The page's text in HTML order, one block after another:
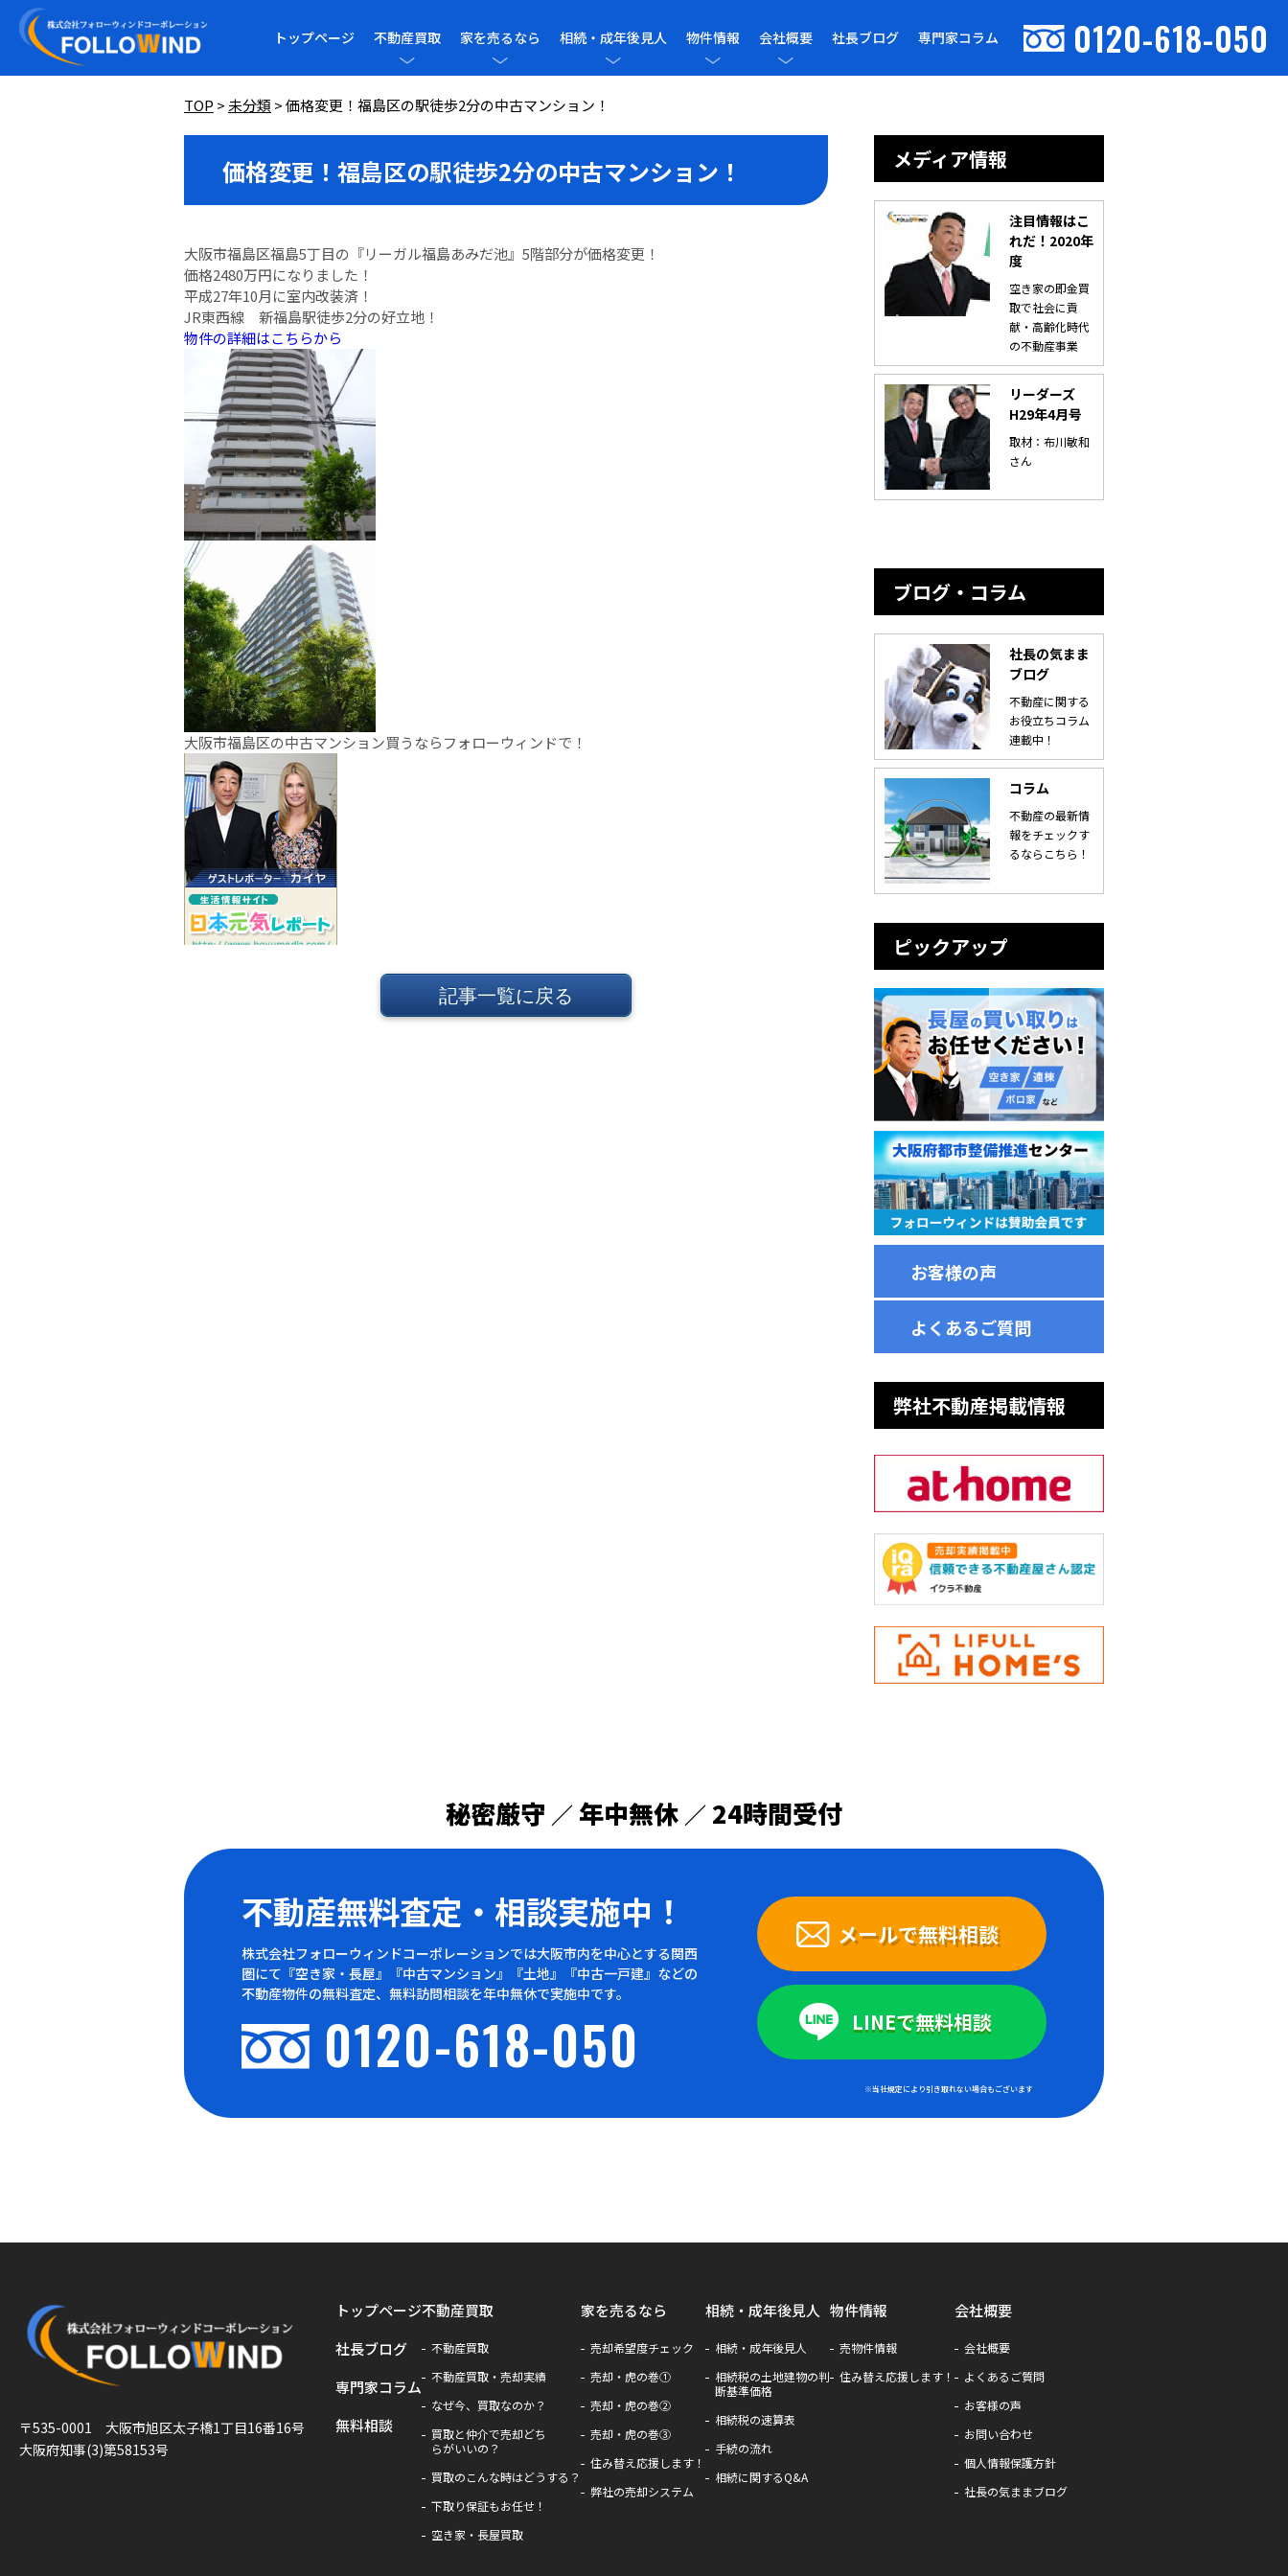
トップページ 不動産買取 家を売るなら 相続・成年後見人 物件情報 会社概要 社長ブログ 専門家コラム 0120-618-050
TOP > 未分類 >価格変更！福島区の駅徒歩2分の中古マンション！
価格変更！福島区の駅徒歩2分の中古マンション！
大阪市福島区福島5丁目の『リーガル福島あみだ池』5階部分が価格変更！
価格2480万円になりました！
平成27年10月に室内改装済！
JR東西線 新福島駅徒歩2分の好立地！
物件の詳細はこちらから
大阪市福島区の中古マンション買うならフォローウィンドで！
記事一覧に戻る
メディア情報
注目情報はこ
れだ！2020年
度
空き家の即金買
取で社会に貢
献・高齢化時代
の不動産事業
リーダーズ
H29年4月号
取材：布川敏和
さん
ブログ・コラム
社長の気まま
ブログ
不動産に関する
お役立ちコラム
連載中！
コラム
不動産の最新情
報をチェックす
るならこちら！
ピックアップ
お客様の声
よくあるご質問
弊社不動産掲載情報
秘密厳守 ／ 年中無休 ／ 24時間受付
不動産無料査定・ 相談実施中！
株式会社フォローウィンドコーポレーションでは大阪市内を中心とする関西
圏にて『空き家・長屋』『中古マンション』『土地』『中古一戸建』などの
不動産物件の無料査定、無料訪問相談を年中無休で実施中です。
0120-618-050
メールで無料相談
LINEで無料相談
※当社規定により引き取れない場合もございます
〒535-0001 大阪市旭区太子橋1丁目16番16号
大阪府知事(3)第58153号
トップページ
社長ブログ
専門家コラム
無料相談
不動産買取
不動産買取
不動産買取・売却実績
なぜ今、買取なのか？
買取と仲介で売却どち
らがいいの？
買取のこんな時はどうする？
下取り保証もお任せ！
空き家・長屋買取
家を売るなら
売却希望度チェック
売却・虎の巻①
売却・虎の巻②
売却・虎の巻③
住み替え応援します！
弊社の売却システム
相続・成年後見人
相続・成年後見人
相続税の土地建物の判
断基準価格
相続税の速算表
手続の流れ
相続に関するQ&A
物件情報
売物件情報
住み替え応援します！
会社概要
会社概要
よくあるご質問
お客様の声
お問い合わせ
個人情報保護方針
社長の気ままブログ